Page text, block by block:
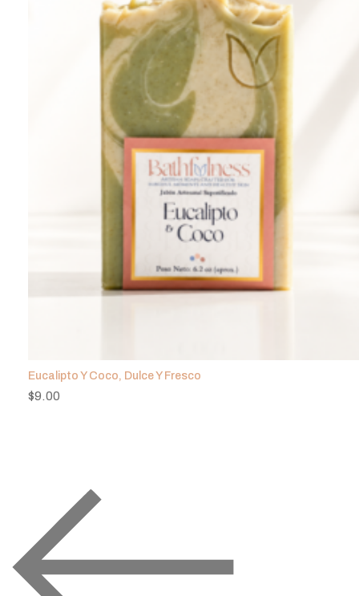
Eucalipto Y Coco, Dulce Y Fresco
$9.00